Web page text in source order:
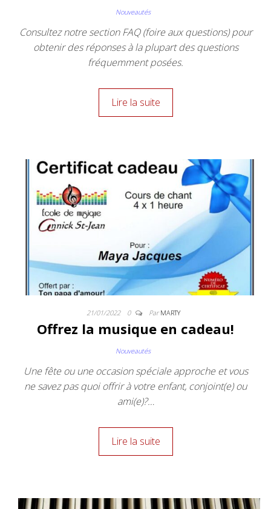
Nouveautés
Consultez notre section FAQ (foire aux questions) pour
obtenir des réponses à la plupart des questions
fréquemment posées.
Lire la suite
21/01/2022 0 ParMARTY
Offrez la musique en cadeau!
Nouveautés
Une fête ou une occasion spéciale approche et vous
ne savez pas quoi offrir à votre enfant, conjoint(e) ou
ami(e)?…
Lire la suite